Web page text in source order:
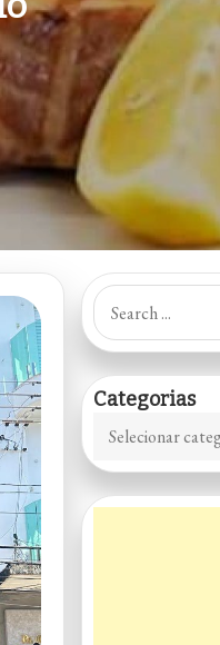
Search
for:
Categorias
Categorias